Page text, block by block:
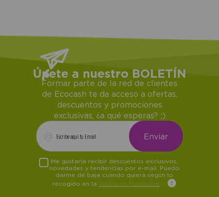
Únete a nuestro BOLETÍN
Formar parte de la red de clientes
de Ecocash te da acceso a ofertas,
descuentos y promociones
exclusivas, ¿a qué esperas? ;)
Me gustaría recibir descuentos exclusivos,
novedades y tendencias por e-mail. Puedo
darme de baja cuando quiera según lo
recogido en la Política de Publicidad